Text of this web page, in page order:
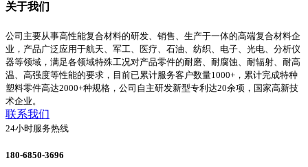
关于我们
公司主要从事高性能复合材料的研发、销售、生产于一体的高端复合材料企
业，产品广泛应用于航天、军工、医疗、石油、纺织、电子、光电、分析仪
器等领域，满足各领域特殊工况对产品零件的耐磨、耐腐蚀、耐辐射、耐高
温、高强度等性能的要求，目前已累计服务客户数量1000+，累计完成特种
塑料零件高达2000+种规格，公司自主研发新型专利达20余项，国家高新技
术企业。
联系我们
24小时服务热线
180-6850-3696